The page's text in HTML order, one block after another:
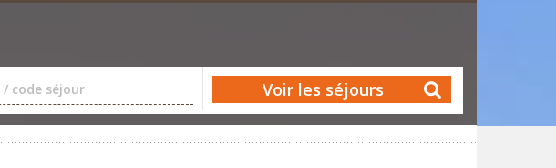
code séjour Voir les séjours